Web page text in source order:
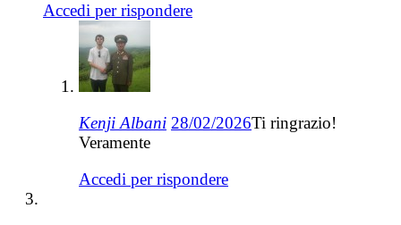
Accedi per rispondere
Kenji Albani 28/02/2026Ti ringrazio!
Veramente
Accedi per rispondere